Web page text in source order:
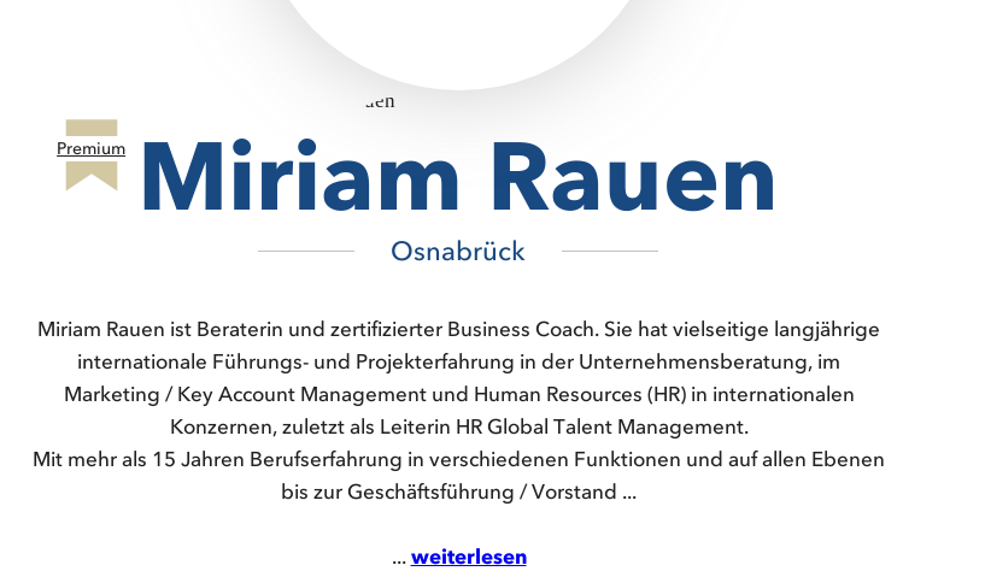
Premium Miriam Rauen
Osnabrück
Miriam Rauen ist Beraterin und zertifizierter Business Coach. Sie hat vielseitige langjährige
internationale Führungs- und Projekterfahrung in der Unternehmensberatung, im
Marketing / Key Account Management und Human Resources (HR) in internationalen
Konzernen, zuletzt als Leiterin HR Global Talent Management.
Mit mehr als 15 Jahren Berufserfahrung in verschiedenen Funktionen und auf allen Ebenen
bis zur Geschäftsführung / Vorstand ...
... weiterlesen